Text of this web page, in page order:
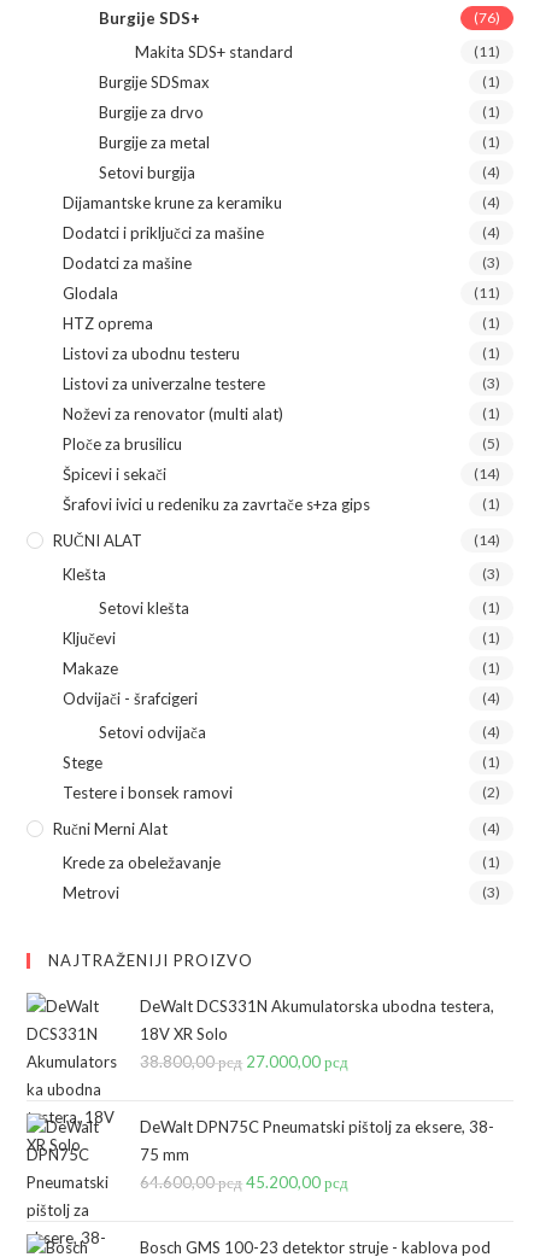
Burgije SDS+ (76)
Makita SDS+ standard (11)
Burgije SDSmax (1)
Burgije za drvo (1)
Burgije za metal (1)
Setovi burgija (4)
Dijamantske krune za keramiku (4)
Dodatci i priključci za mašine (4)
Dodatci za mašine (3)
Glodala (11)
HTZ oprema (1)
Listovi za ubodnu testeru (1)
Listovi za univerzalne testere (3)
Noževi za renovator (multi alat) (1)
Ploče za brusilicu (5)
Špicevi i sekači (14)
Šrafovi ivici u redeniku za zavrtače s+za gips (1)
RUČNI ALAT (14)
Klešta (3)
Setovi klešta (1)
Ključevi (1)
Makaze (1)
Odvijači - šrafcigeri (4)
Setovi odvijača (4)
Stege (1)
Testere i bonsek ramovi (2)
Ručni Merni Alat (4)
Krede za obeležavanje (1)
Metrovi (3)
NAJTRAŽENIJI PROIZVO
DeWalt DCS331N Akumulatorska ubodna testera,
18V XR Solo
38.800,00рсд Originalna
je
38.800,00 рсд.
27.000,00рсдTrenutna
je:
DeWalt DPN75C Pneumatski pištolj za eksere, 38-
75 mm
64.600,00рсдOriginalna
je
45.200,00рсдTrenutna
je:
Bosch GMS 100-23 detektor struje - kablova pod